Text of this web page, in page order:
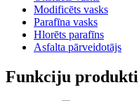
Modificēts vasks
Parafīna vasks
Hlorēts parafīns
Asfalta pārveidotājs
Funkciju produkti